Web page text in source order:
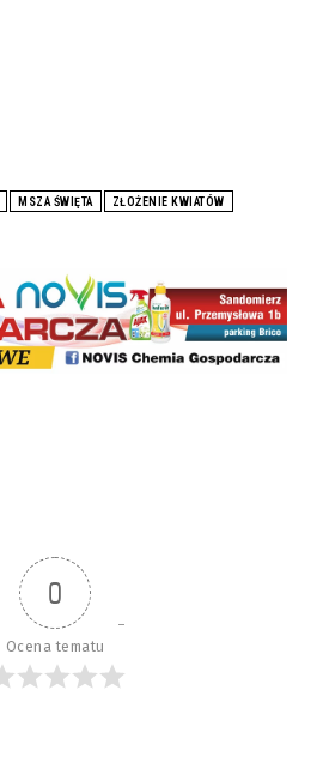
MSZA ŚWIĘTA ZŁOŻENIE KWIATÓW
0
Ocena tematu